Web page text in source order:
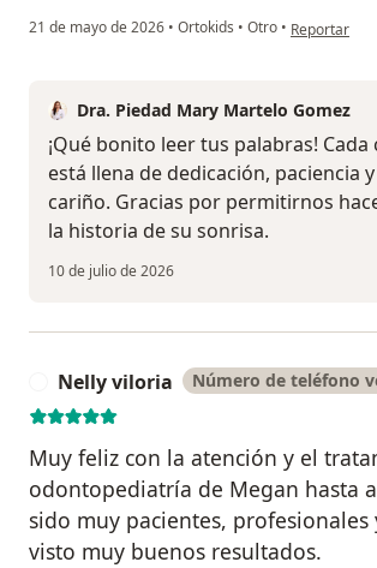
21 de mayo de 2026 • Ortokids • Otro • en opinión
Reportar
Dra. Piedad Mary Martelo Gomez
¡Qué bonito leer tus palabras! Cada
está llena de dedicación, paciencia
cariño. Gracias por permitirnos
la historia de su sonrisa.
10 de julio de 2026
Nelly viloria Número de teléfono
Muy feliz con la atención y el
odontopediatría de Megan hasta
sido muy pacientes, profesionales
visto muy buenos resultados.